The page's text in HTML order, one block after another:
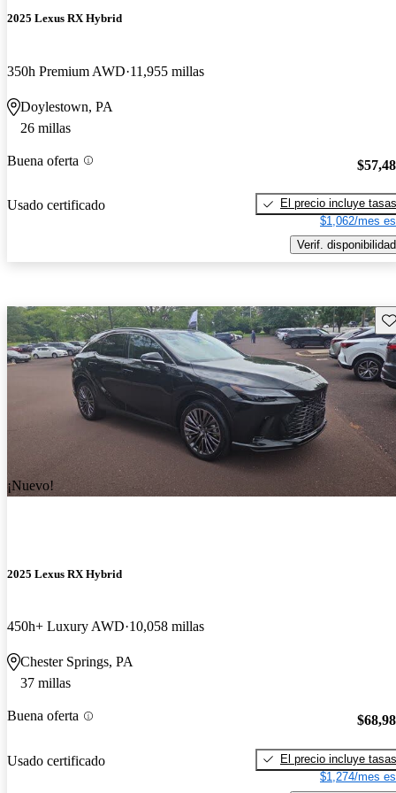
2025 Lexus RX Hybrid
350h Premium AWD 11,955 millas
Doylestown, PA
26 millas
Buena oferta
Usado certificado
El precio incluye tasas
$1,062/mes
Verif. disponibilidad
¡Nuevo!
2025 Lexus RX Hybrid
450h+ Luxury AWD 10,058 millas
Chester Springs, PA
37 millas
Buena oferta
Usado certificado
El precio incluye tasas
$1,274/mes